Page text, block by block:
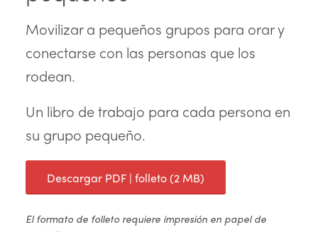
Movilizar a pequeños grupos para orar y
conectarse con las personas que los
rodean.
Un libro de trabajo para cada persona en
su grupo pequeño.
Descargar PDF | folleto (2 MB)
El formato de folleto requiere impresión en papel de